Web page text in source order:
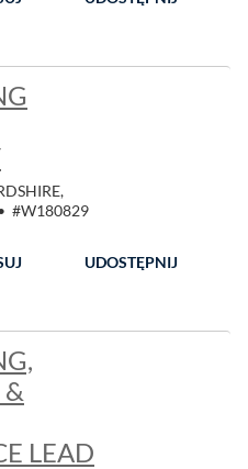
#W180829
UDOSTĘPNIJ
&
LEAD